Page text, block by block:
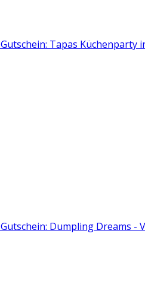
Gutschein: Tapas Küchenparty
Gutschein: Dumpling Dreams -